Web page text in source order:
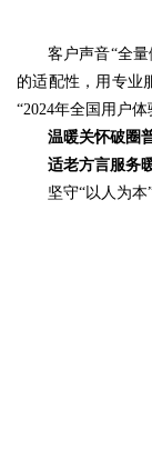
客户声音“全
的适配性，用专业
“2024年全国用户体
温暖关怀破圈
适老方言服务
坚守“以人为